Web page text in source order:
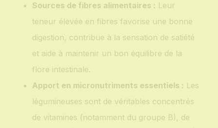
Sources de fibres alimentaires : Leur
teneur élevée en fibres favorise une bonne
digestion, contribue à la sensation de satiété
et aide à maintenir un bon équilibre de la
flore intestinale.
Apport en micronutriments essentiels : Les
légumineuses sont de véritables concentrés
de vitamines (notamment du groupe B), de